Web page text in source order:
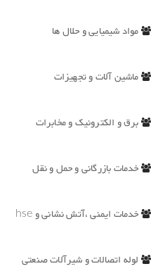
مواد شیمیایی و حلال ها
ماشین آلات و تجهیزات
برق و الکترونیک و مخابرات
خدمات بازرگانی و حمل و نقل
خدمات ایمنی ،آتش نشانی و hse
لوله اتصالات و شیرآلات صنعتی